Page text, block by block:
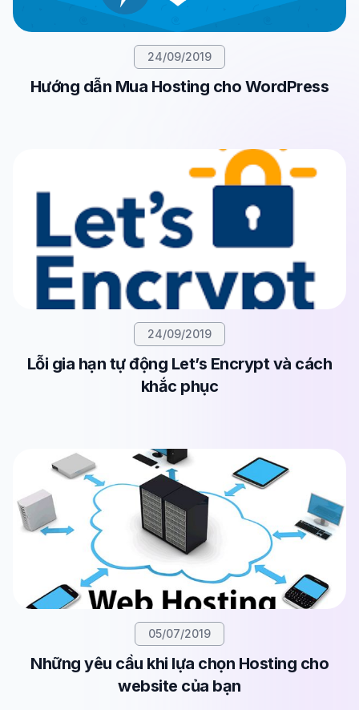
24/09/2019
Hướng dẫn Mua Hosting cho WordPress
24/09/2019
Lỗi gia hạn tự động Let’s Encrypt và cách
khắc phục
05/07/2019
Những yêu cầu khi lựa chọn Hosting cho
website của bạn